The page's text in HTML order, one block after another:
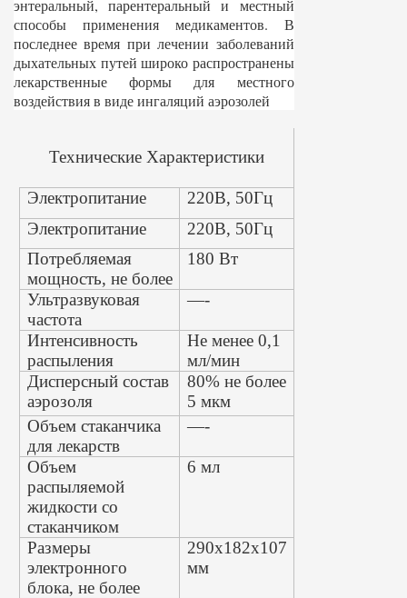
энтеральный, парентеральный и местный
способы применения медикаментов. В
последнее время при лечении заболеваний
дыхательных путей широко распространены
лекарственные формы для местного
воздействия в виде ингаляций аэрозолей
Технические Характеристики
Электропитание
220В, 50Гц
Электропитание
220В, 50Гц
Потребляемая
мощность, не более
180 Вт
Ультразвуковая
частота
—-
Интенсивность
распыления
Не менее 0,1
мл/мин
Дисперсный состав
аэрозоля
80% не более
5 мкм
Объем стаканчика
для лекарств
—-
Объем
распыляемой
жидкости со
стаканчиком
6 мл
Размеры
электронного
блока, не более
290х182х107
мм